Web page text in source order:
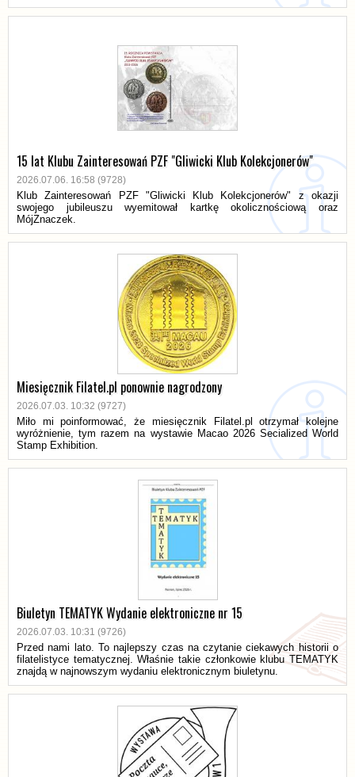
15 lat Klubu Zainteresowań PZF "Gliwicki Klub Kolekcjonerów"
2026.07.06. 16:58 (9728)
Klub Zainteresowań PZF "Gliwicki Klub Kolekcjonerów" z okazji
swojego jubileuszu wyemitował kartkę okolicznościową oraz
MójZnaczek.
Miesięcznik Filatel.pl ponownie nagrodzony
2026.07.03. 10:32 (9727)
Miło mi poinformować, że miesięcznik Filatel.pl otrzymał kolejne
wyróżnienie, tym razem na wystawie Macao 2026 Secialized World
Stamp Exhibition.
Biuletyn TEMATYK Wydanie elektroniczne nr 15
2026.07.03. 10:31 (9726)
Przed nami lato. To najlepszy czas na czytanie ciekawych historii o
filatelistyce tematycznej. Właśnie takie członkowie klubu TEMATYK
znajdą w najnowszym wydaniu elektronicznym biuletynu.